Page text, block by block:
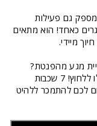
גם פעילות
כאחד! הוא מתאים
מיידי.
מגע מהפנטת?
ההמבורגר המעיך שלכם כבר מוכן – רק תתחילו ללחוץ! 7 שכבות
לכם להתמכר ללהיט